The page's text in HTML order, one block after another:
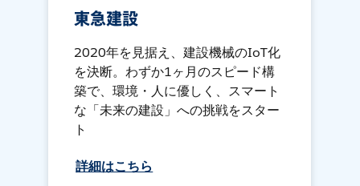
東急建設
2020年を見据え、建設機械のIoT化
を決断。わずか1ヶ月のスピード構
築で、環境・人に優しく、スマート
な「未来の建設」への挑戦をスター
ト
詳細はこちら